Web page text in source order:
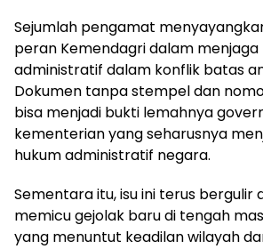
Sejumlah pengamat
peran Kemendagri dalam menjaga
administratif dalam konflik batas
Dokumen tanpa stempel dan
bisa menjadi bukti lemahnya
kementerian yang seharusnya
hukum administratif negara.
Sementara itu, isu ini terus bergulir
memicu gejolak baru di tengah
yang menuntut keadilan wilayah